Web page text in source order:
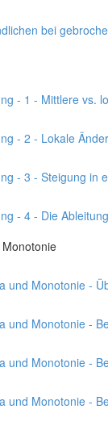
bei
- 1 - Mittlere vs.
- 2 - Lokale
- 3 - Steigung in
- 4 - Die
und Monotonie -
und Monotonie -
und Monotonie -
und Monotonie -